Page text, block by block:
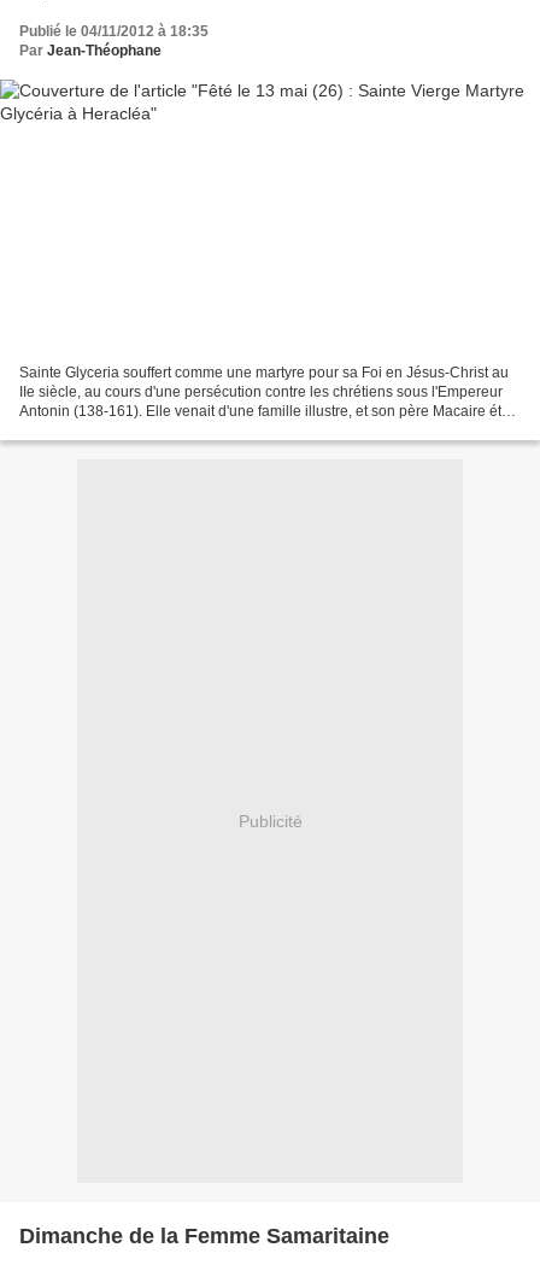
Publié le 04/11/2012 à 18:35
Par Jean-Théophane
Sainte Glyceria souffert comme une martyre pour sa Foi en Jésus-Christ au
IIe siècle, au cours d'une persécution contre les chrétiens sous l'Empereur
Antonin (138-161). Elle venait d'une famille illustre, et son père Macaire était
Publicité
Dimanche de la Femme Samaritaine